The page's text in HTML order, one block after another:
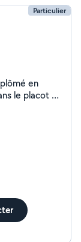
Particulier
en
le placot et